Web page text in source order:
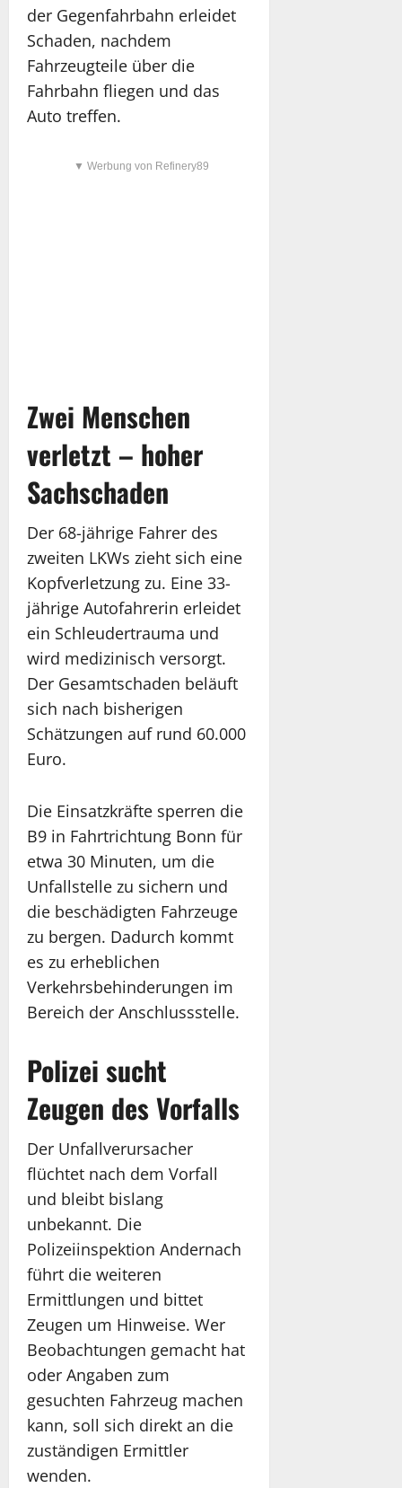
der Gegenfahrbahn erleidet
Schaden, nachdem
Fahrzeugteile über die
Fahrbahn fliegen und das
Auto treffen.
▼ Werbung von Refinery89
Zwei Menschen
verletzt – hoher
Sachschaden
Der 68-jährige Fahrer des
zweiten LKWs zieht sich eine
Kopfverletzung zu. Eine 33-
jährige Autofahrerin erleidet
ein Schleudertrauma und
wird medizinisch versorgt.
Der Gesamtschaden beläuft
sich nach bisherigen
Schätzungen auf rund 60.000
Euro.
Die Einsatzkräfte sperren die
B9 in Fahrtrichtung Bonn für
etwa 30 Minuten, um die
Unfallstelle zu sichern und
die beschädigten Fahrzeuge
zu bergen. Dadurch kommt
es zu erheblichen
Verkehrsbehinderungen im
Bereich der Anschlussstelle.
Polizei sucht
Zeugen des Vorfalls
Der Unfallverursacher
flüchtet nach dem Vorfall
und bleibt bislang
unbekannt. Die
Polizeiinspektion Andernach
führt die weiteren
Ermittlungen und bittet
Zeugen um Hinweise. Wer
Beobachtungen gemacht hat
oder Angaben zum
gesuchten Fahrzeug machen
kann, soll sich direkt an die
zuständigen Ermittler
wenden.